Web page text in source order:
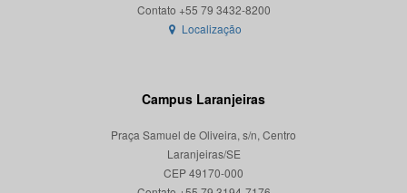
Localização
Campus Laranjeiras
Praça Samuel de Oliveira, s/n, Centro
Laranjeiras/SE
CEP 49170-000